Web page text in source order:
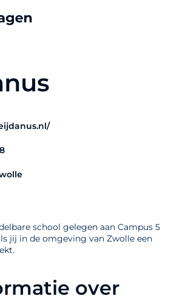
school gelegen aan Campus 5
jij in de omgeving van Zwolle een
over